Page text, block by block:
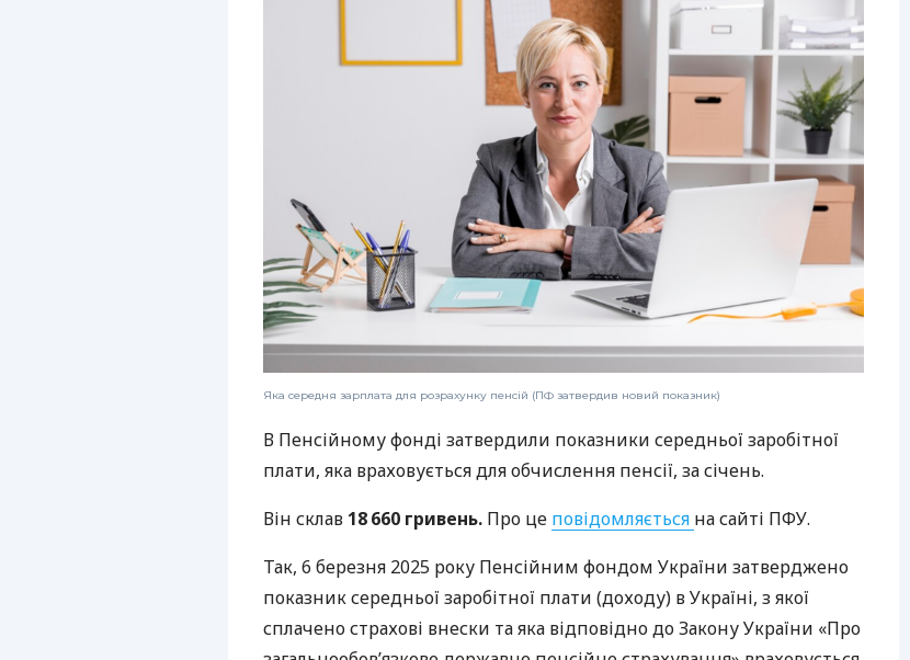
РЕЙТИНГ ДЕБЕТОВИХ
КАРТОК
ЩОМІСЯЧНИЙ ОГЛЯД
КЕШБЕКУ
ПУТІВНИКИ ПО
БАНКІВСЬКИХ КАРТКАХ
Яка середня зарплата для розрахунку пенсій (ПФ затвердив новий показник)
В Пенсійному фонді затвердили показники середньої заробітної
плати, яка враховується для обчислення пенсії, за січень.
Він склав 18 660 гривень. Про це повідомляється на сайті ПФУ.
Так, 6 березня 2025 року Пенсійним фондом України затверджено
показник середньої заробітної плати (доходу) в Україні, з якої
сплачено страхові внески та яка відповідно до Закону України «Про